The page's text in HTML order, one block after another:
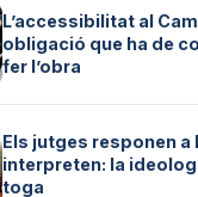
L’accessibilitat al
obligació que ha de
fer l’obra
Els jutges responen a
interpreten: la
toga